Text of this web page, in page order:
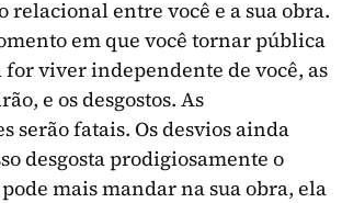
relacional entre você e a sua obra.
em que você tornar pública
for viver independente de você, as
e os desgostos. As
serão fatais. Os desvios ainda
desgosta prodigiosamente o
mais man­dar na sua obra, ela